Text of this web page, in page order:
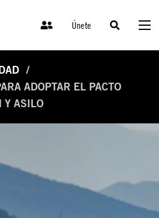
Únete
ADOPTAR EL PACTO
Y ASILO